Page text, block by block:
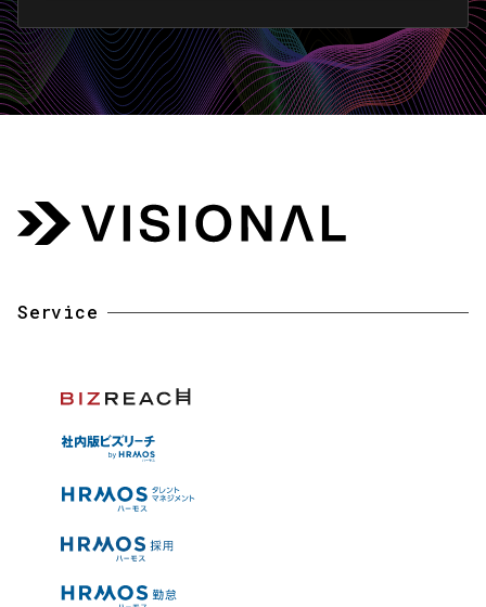
Service